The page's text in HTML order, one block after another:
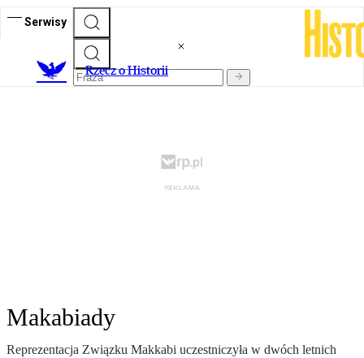
Serwisy
Rzecz o Historii
Makabiady
Reprezentacja Związku Makkabi uczestniczyła w dwóch letnich